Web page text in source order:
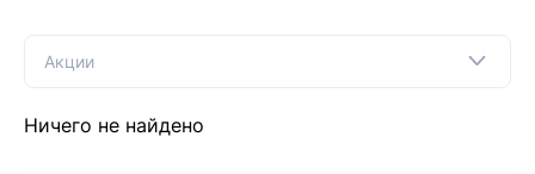
Акции
Ничего не найдено